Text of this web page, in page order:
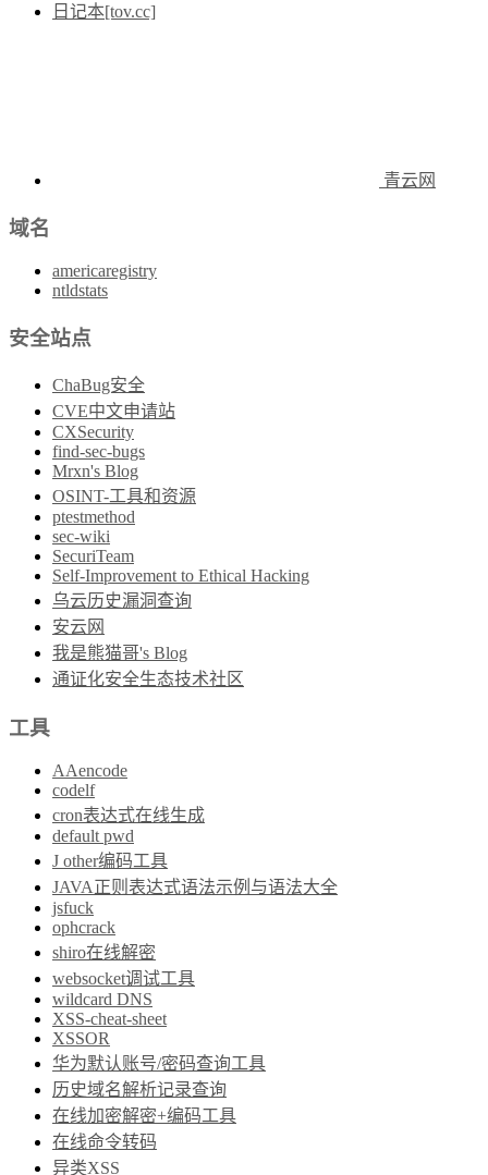
日记本[tov.cc]
青云网
域名
americaregistry
ntldstats
安全站点
ChaBug安全
CVE中文申请站
CXSecurity
find-sec-bugs
Mrxn's Blog
OSINT-工具和资源
ptestmethod
sec-wiki
SecuriTeam
Self-Improvement to Ethical Hacking
乌云历史漏洞查询
安云网
我是熊猫哥's Blog
通证化安全生态技术社区
工具
AAencode
codelf
cron表达式在线生成
default pwd
J other编码工具
JAVA正则表达式语法示例与语法大全
jsfuck
ophcrack
shiro在线解密
websocket调试工具
wildcard DNS
XSS-cheat-sheet
XSSOR
华为默认账号/密码查询工具
历史域名解析记录查询
在线加密解密+编码工具
在线命令转码
异类XSS